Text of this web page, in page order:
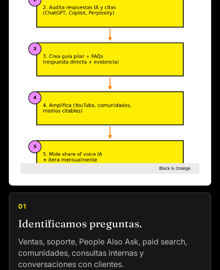
01
Identificamos preguntas.
Ventas, soporte, People Also Ask, paid search,
comunidades, consultas internas y
conversaciones con clientes.